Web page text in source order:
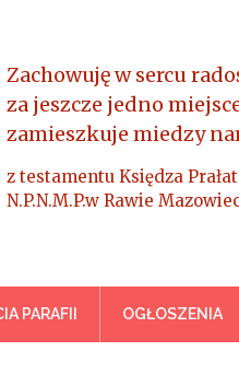
Chrystusa
Zachowuję w sercu
za jeszcze jedno
zamieszkuje miedzy
z testamentu Księdza
N.P.N.M.P.w Rawie
PARAFII OGŁOSZENIA